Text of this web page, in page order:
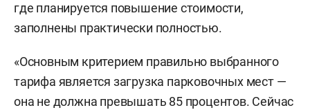
где планируется повышение стоимости,
заполнены практически полностью.
«Основным критерием правильно выбранного
тарифа является загрузка парковочных мест —
она не должна превышать 85 процентов. Сейчас